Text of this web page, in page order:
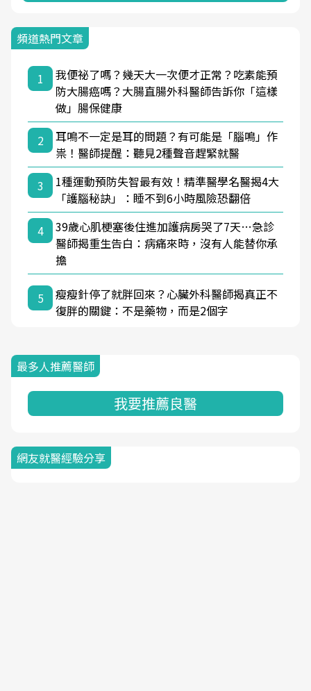
頻道熱門文章
1
我便祕了嗎？幾天大一次便才正常？吃素能預
防大腸癌嗎？大腸直腸外科醫師告訴你「這樣
做」腸保健康
2
耳鳴不一定是耳的問題？有可能是「腦鳴」作
祟！醫師提醒：聽見2種聲音趕緊就醫
3
1種運動預防失智最有效！精準醫學名醫揭4大
「護腦秘訣」：睡不到6小時風險恐翻倍
4
39歲心肌梗塞後住進加護病房哭了7天…急診
醫師揭重生告白：病痛來時，沒有人能替你承
擔
5
瘦瘦針停了就胖回來？心臟外科醫師揭真正不
復胖的關鍵：不是藥物，而是2個字
最多人推薦醫師
我要推薦良醫
網友就醫經驗分享